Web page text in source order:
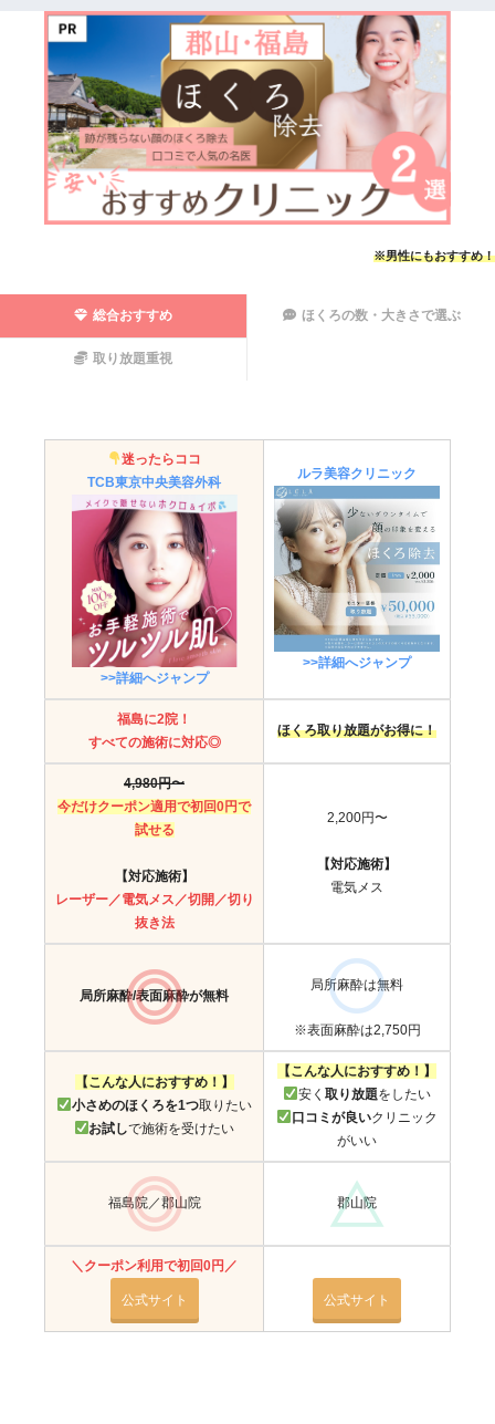
※男性にもおすすめ！
総合おすすめ ほくろの数・大きさで選ぶ
取り放題重視
迷ったらココ
TCB東京中央美容外科
>>詳細へジャンプ
ルラ美容クリニック
>>詳細へジャンプ
福島に2院！
すべての施術に対応◎
ほくろ取り放題がお得に！
4,980円〜
今だけクーポン適用で初回0円で
試せる
【対応施術】
レーザー／電気メス／切開／切り
抜き法
2,200円〜
【対応施術】
電気メス
局所麻酔/表面麻酔が無料
局所麻酔は無料
※表面麻酔は2,750円
【こんな人におすすめ！】
小さめのほくろを1つ取りたい
お試しで施術を受けたい
【こんな人におすすめ！】
安く 取り放題をしたい
口コミが良いクリニック
がいい
福島院／郡山院 郡山院
＼クーポン利用で初回0円／
公式サイト 公式サイト